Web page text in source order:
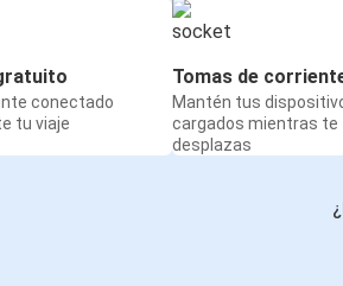
conectado
tu viaje
Tomas de
Mantén tus
cargados mientras te
desplazas